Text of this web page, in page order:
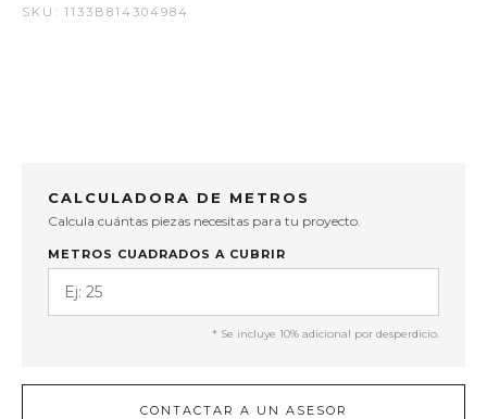
SKU: 1133B814304984
CALCULADORA DE METROS
Calcula cuántas piezas necesitas para tu proyecto.
METROS CUADRADOS A CUBRIR
* Se incluye 10% adicional por desperdicio.
CONTACTAR A UN ASESOR